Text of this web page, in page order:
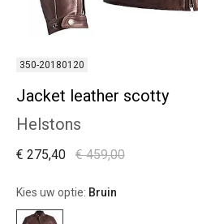
350-20180120
Jacket leather scotty
Helstons
€ 459,00
€ 275,40
Kies uw optie: Bruin